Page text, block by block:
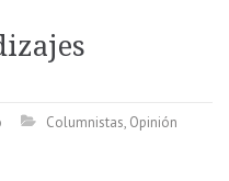
Columnistas, Opinión